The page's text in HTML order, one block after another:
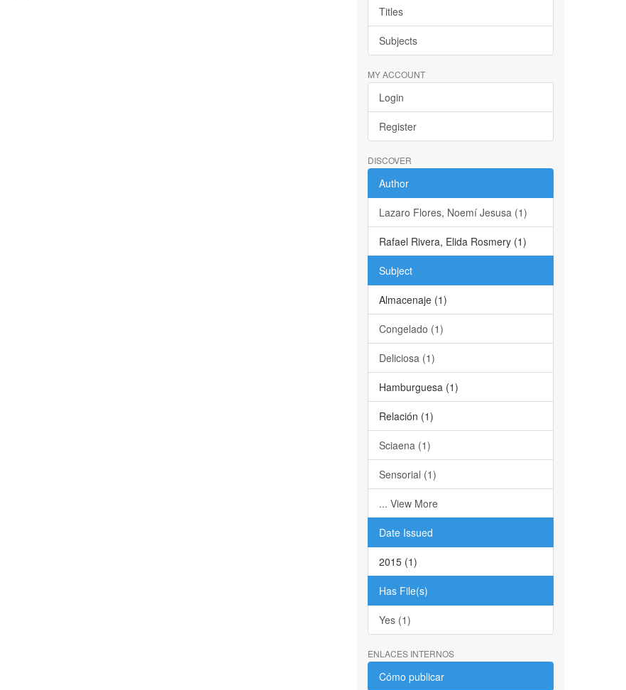
Titles
Subjects
MY ACCOUNT
Login
Register
DISCOVER
Author
Lazaro Flores, Noemí Jesusa (1)
Rafael Rivera, Elida Rosmery (1)
Subject
Almacenaje (1)
Congelado (1)
Deliciosa (1)
Hamburguesa (1)
Relación (1)
Sciaena (1)
Sensorial (1)
... View More
Date Issued
2015 (1)
Has File(s)
Yes (1)
ENLACES INTERNOS
Cómo publicar